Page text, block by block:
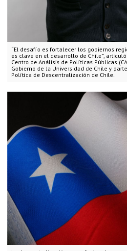
“El desafío es fortalecer los gobiernos
es clave en el desarrollo de Chile”,
Centro de Análisis de Políticas Públicas
Gobierno de la Universidad de Chile y
Política de Descentralización de Chile.